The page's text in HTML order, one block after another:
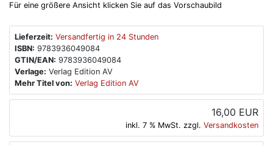
Für eine größere Ansicht klicken Sie auf das Vorschaubild
Lieferzeit: Versandfertig in 24 Stunden
ISBN: 9783936049084
GTIN/EAN: 9783936049084
Verlage: Verlag Edition AV
Mehr Titel von: Verlag Edition AV
16,00 EUR
inkl. 7 % MwSt. zzgl. Versandkosten